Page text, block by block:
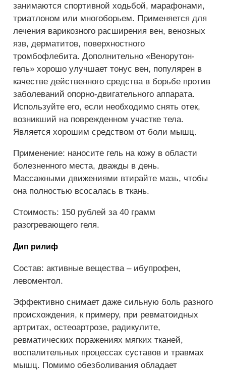
занимаются спортивной ходьбой, марафонами,
триатлоном или многоборьем. Применяется для
лечения варикозного расширения вен, венозных
язв, дерматитов, поверхностного
тромбофлебита. Дополнительно «Венорутон-
гель» хорошо улучшает тонус вен, популярен в
качестве действенного средства в борьбе против
заболеваний опорно-двигательного аппарата.
Используйте его, если необходимо снять отек,
возникший на поврежденном участке тела.
Является хорошим средством от боли мышц.
Применение: наносите гель на кожу в области
болезненного места, дважды в день.
Массажными движениями втирайте мазь, чтобы
она полностью всосалась в ткань.
Стоимость: 150 рублей за 40 грамм
разогревающего геля.
Дип рилиф
Состав: активные вещества – ибупрофен,
левоментол.
Эффективно снимает даже сильную боль разного
происхождения, к примеру, при ревматоидных
артритах, остеоартрозе, радикулите,
ревматических поражениях мягких тканей,
воспалительных процессах суставов и травмах
мышц. Помимо обезболивания обладает